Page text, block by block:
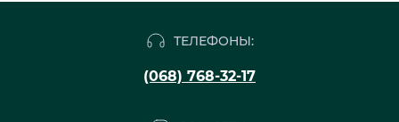
ТЕЛЕФОНЫ:
(068) 768-32-17